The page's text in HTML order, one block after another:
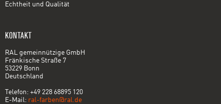
Echtheit und Qualität
KONTAKT
RAL gemeinnützige GmbH
Fränkische Straße 7
53229 Bonn
Deutschland
Telefon: +49 228 68895 120
E-Mail: ral-farben@ral.de